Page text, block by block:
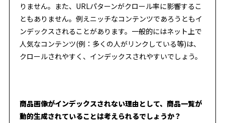
りません。また、URLパターンがクロール率に影響するこ
ともありません。例えニッチなコンテンツであろうともイ
ンデックスされることがあります。一般的にはネット上で
人気なコンテンツ(例：多くの人がリンクしている等)は、
クロールされやすく、インデックスされやすいでしょう。
商品画像がインデックスされない理由として、商品一覧が
動的生成されていることは考えられるでしょうか？